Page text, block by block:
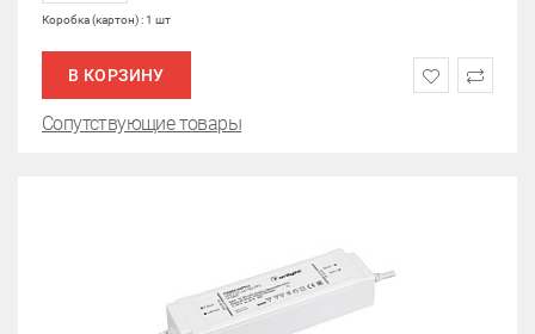
Коробка (картон) : 1 шт
В КОРЗИНУ
Сопутствующие товары